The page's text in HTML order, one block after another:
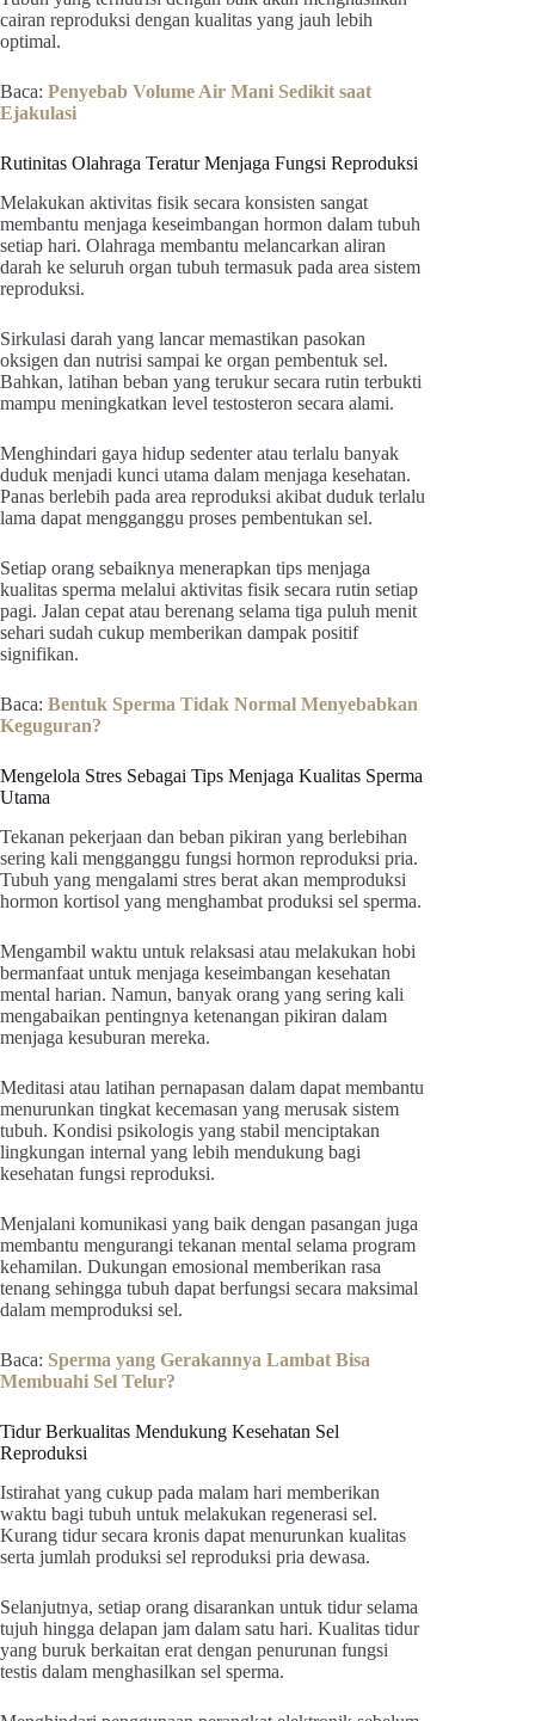
cairan reproduksi dengan kualitas yang jauh lebih
optimal.
Baca: Penyebab Volume Air Mani Sedikit saat
Ejakulasi
Rutinitas Olahraga Teratur Menjaga Fungsi Reproduksi
Melakukan aktivitas fisik secara konsisten sangat
membantu menjaga keseimbangan hormon dalam tubuh
setiap hari. Olahraga membantu melancarkan aliran
darah ke seluruh organ tubuh termasuk pada area sistem
reproduksi.
Sirkulasi darah yang lancar memastikan pasokan
oksigen dan nutrisi sampai ke organ pembentuk sel.
Bahkan, latihan beban yang terukur secara rutin terbukti
mampu meningkatkan level testosteron secara alami.
Menghindari gaya hidup sedenter atau terlalu banyak
duduk menjadi kunci utama dalam menjaga kesehatan.
Panas berlebih pada area reproduksi akibat duduk terlalu
lama dapat mengganggu proses pembentukan sel.
Setiap orang sebaiknya menerapkan tips menjaga
kualitas sperma melalui aktivitas fisik secara rutin setiap
pagi. Jalan cepat atau berenang selama tiga puluh menit
sehari sudah cukup memberikan dampak positif
signifikan.
Baca: Bentuk Sperma Tidak Normal Menyebabkan
Keguguran?
Mengelola Stres Sebagai Tips Menjaga Kualitas Sperma
Utama
Tekanan pekerjaan dan beban pikiran yang berlebihan
sering kali mengganggu fungsi hormon reproduksi pria.
Tubuh yang mengalami stres berat akan memproduksi
hormon kortisol yang menghambat produksi sel sperma.
Mengambil waktu untuk relaksasi atau melakukan hobi
bermanfaat untuk menjaga keseimbangan kesehatan
mental harian. Namun, banyak orang yang sering kali
mengabaikan pentingnya ketenangan pikiran dalam
menjaga kesuburan mereka.
Meditasi atau latihan pernapasan dalam dapat membantu
menurunkan tingkat kecemasan yang merusak sistem
tubuh. Kondisi psikologis yang stabil menciptakan
lingkungan internal yang lebih mendukung bagi
kesehatan fungsi reproduksi.
Menjalani komunikasi yang baik dengan pasangan juga
membantu mengurangi tekanan mental selama program
kehamilan. Dukungan emosional memberikan rasa
tenang sehingga tubuh dapat berfungsi secara maksimal
dalam memproduksi sel.
Baca: Sperma yang Gerakannya Lambat Bisa
Membuahi Sel Telur?
Tidur Berkualitas Mendukung Kesehatan Sel
Reproduksi
Istirahat yang cukup pada malam hari memberikan
waktu bagi tubuh untuk melakukan regenerasi sel.
Kurang tidur secara kronis dapat menurunkan kualitas
serta jumlah produksi sel reproduksi pria dewasa.
Selanjutnya, setiap orang disarankan untuk tidur selama
tujuh hingga delapan jam dalam satu hari. Kualitas tidur
yang buruk berkaitan erat dengan penurunan fungsi
testis dalam menghasilkan sel sperma.